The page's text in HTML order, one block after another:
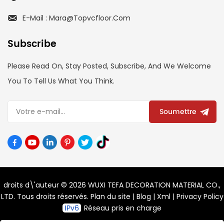
E-Mail : Mara@topvcfloor.com
Subscribe
Please Read On, Stay Posted, Subscribe, And We Welcome
You To Tell Us What You Think.
Soumettre
droits d\'auteur © 2026 WUXI TEFA DECORATION MATERIAL CO.,
LTD. Tous droits réservés. Plan du site | Blog | Xml | Privacy Policy
Réseau pris en charge